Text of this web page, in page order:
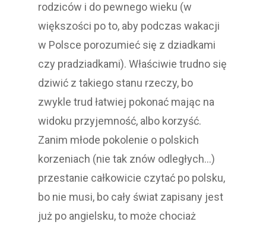
rodziców i do pewnego wieku (w
większości po to, aby podczas wakacji
w Polsce porozumieć się z dziadkami
czy pradziadkami). Właściwie trudno się
dziwić z takiego stanu rzeczy, bo
zwykle trud łatwiej pokonać mając na
widoku przyjemność, albo korzyść.
Zanim młode pokolenie o polskich
korzeniach (nie tak znów odległych…)
przestanie całkowicie czytać po polsku,
bo nie musi, bo cały świat zapisany jest
już po angielsku, to może chociaż